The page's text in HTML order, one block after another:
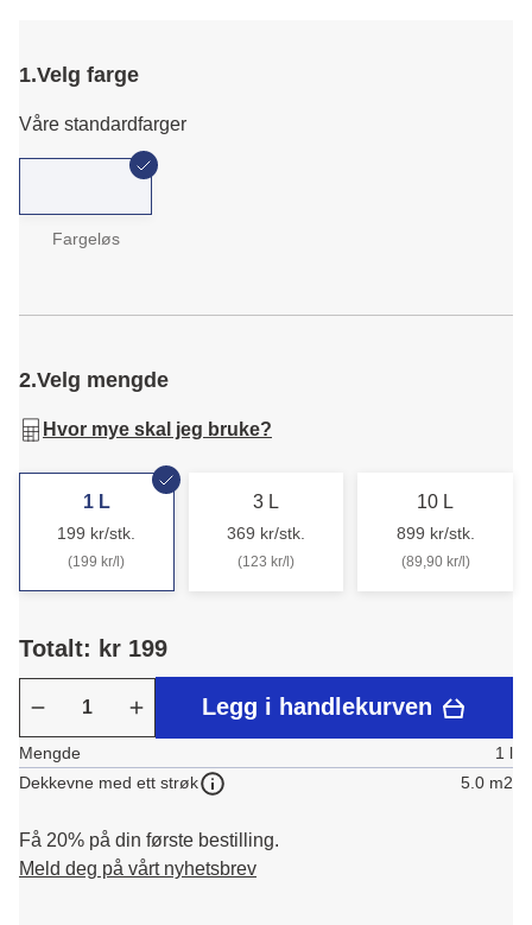
1.Velg farge
Våre standardfarger
Fargeløs
2.Velg mengde
Hvor mye skal jeg bruke?
1 L
199 kr/stk.
(199 kr/l)
3 L
369 kr/stk.
(123 kr/l)
10 L
899 kr/stk.
(89,90 kr/l)
Totalt: kr 199
Legg i handlekurven
Mengde
1 l
Dekkevne med ett strøk
5.0 m2
Få 20% på din første bestilling.
Meld deg på vårt nyhetsbrev